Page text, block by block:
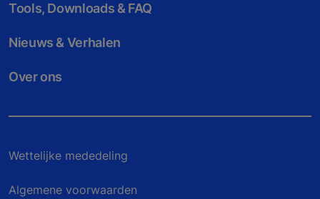
Tools, Downloads & FAQ
Nieuws & Verhalen
Over ons
Wettelijke mededeling
Algemene voorwaarden